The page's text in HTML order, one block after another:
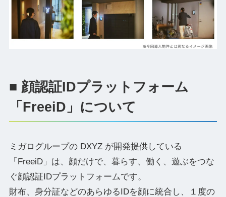
■ 顔認証IDプラットフォーム
「FreeiD」について
ミガログループの DXYZ が開発提供している
「FreeiD」は、顔だけで、暮らす、働く、遊ぶをつな
ぐ顔認証IDプラットフォームです。
財布、身分証などのあらゆるIDを顔に統合し、１度の